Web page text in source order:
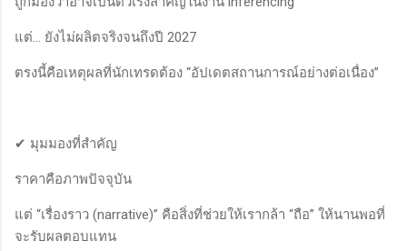
แต่… ยังไม่ผลิตจริงจนถึงปี 2027
ตรงนี้คือเหตุผลที่นักเทรดต้อง “อัปเดตสถานการณ์อย่างต่อเนื่อง”
✔ มุมมองที่สำคัญ
ราคาคือภาพปัจจุบัน
แต่ “เรื่องราว (narrative)” คือสิ่งที่ช่วยให้เรากล้า “ถือ” ให้นานพอที่
จะรับผลตอบแทน